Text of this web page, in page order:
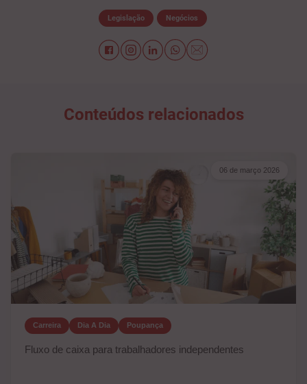
Legislação Negócios
Conteúdos relacionados
06 de março 2026
Carreira Dia A Dia Poupança
Fluxo de caixa para trabalhadores independentes